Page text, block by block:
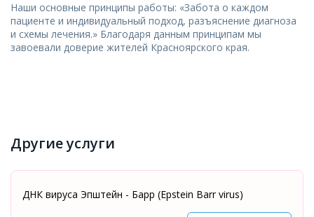
Наши основные принципы работы: «Забота о каждом
пациенте и индивидуальный подход, разъяснение диагноза
и схемы лечения.» Благодаря данным принципам мы
завоевали доверие жителей Красноярского края.
Другие услуги
ДНК вируса Эпштейн - Барр (Epstein Barr virus)